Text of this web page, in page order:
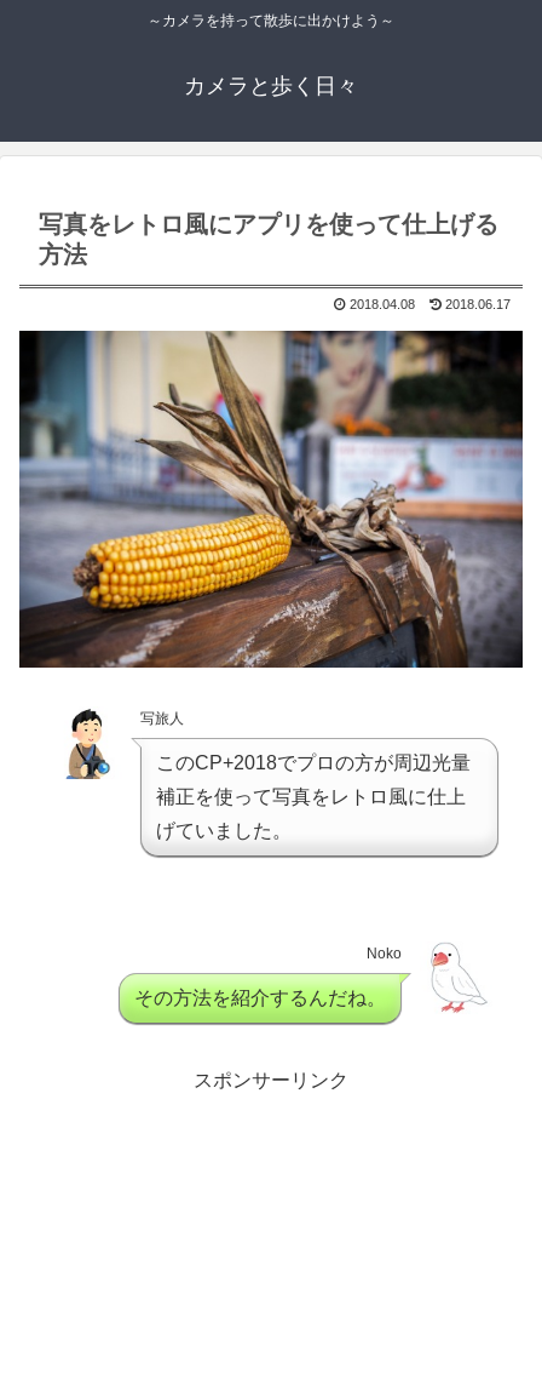
～カメラを持って散歩に出かけよう～
カメラと歩く日々
写真をレトロ風にアプリを使って仕上げる
方法
2018.04.08 2018.06.17
写旅人
このCP+2018でプロの方が周辺光量
補正を使って写真をレトロ風に仕上
げていました。
Noko
その方法を紹介するんだね。
スポンサーリンク